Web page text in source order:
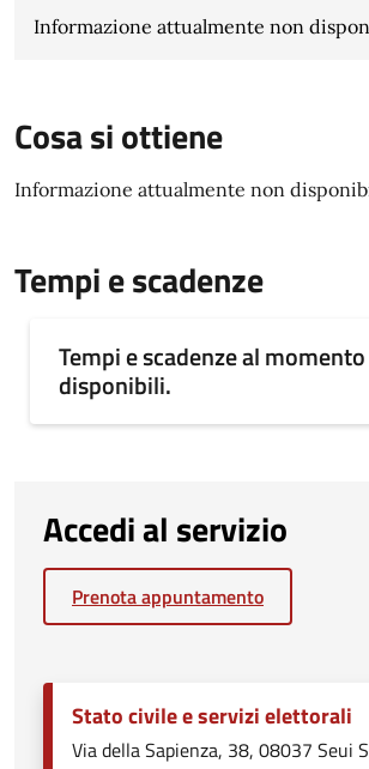
Informazione attualmente non
Cosa si ottiene
Informazione attualmente non
Tempi e scadenze
Tempi e scadenze al
disponibili.
Accedi al servizio
Prenota appuntamento
Stato civile e servizi elettorali
Via della Sapienza, 38, 08037 Seui